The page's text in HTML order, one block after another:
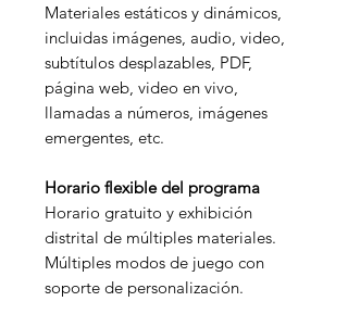
Materiales estáticos y dinámicos,
incluidas imágenes, audio, video,
subtítulos desplazables, PDF,
página web, video en vivo,
llamadas a números, imágenes
emergentes, etc.
Horario flexible del programa
Horario gratuito y exhibición
distrital de múltiples materiales.
Múltiples modos de juego con
soporte de personalización.